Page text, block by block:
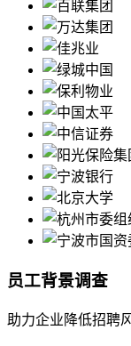
员工背景调查
助力企业降低招聘